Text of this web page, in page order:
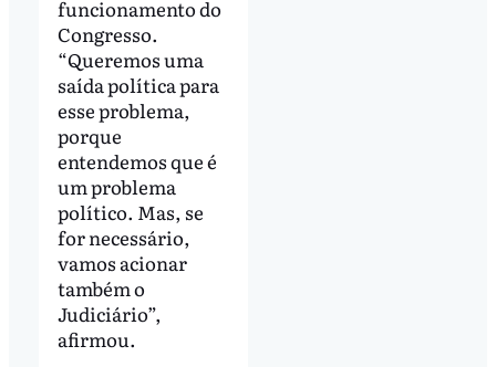
funcionamento do
Congresso.
“Queremos uma
saída política para
esse problema,
porque
entendemos que é
um problema
político. Mas, se
for necessário,
vamos acionar
também o
Judiciário”,
afirmou.